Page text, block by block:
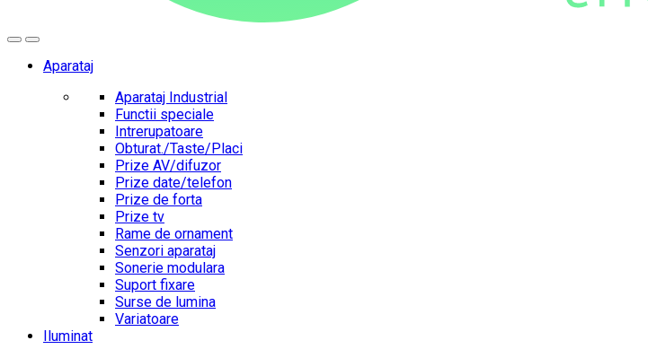
Aparataj
Aparataj Industrial
Functii speciale
Intrerupatoare
Obturat./Taste/Placi
Prize AV/difuzor
Prize date/telefon
Prize de forta
Prize tv
Rame de ornament
Senzori aparataj
Sonerie modulara
Suport fixare
Surse de lumina
Variatoare
Iluminat